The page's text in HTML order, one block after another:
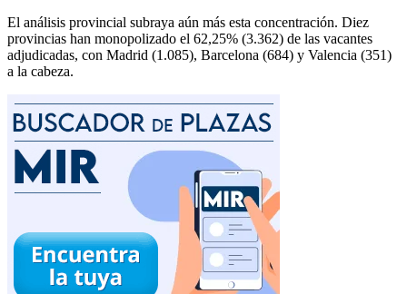
El análisis provincial subraya aún más esta concentración. Diez
provincias han monopolizado el 62,25% (3.362) de las vacantes
adjudicadas, con Madrid (1.085), Barcelona (684) y Valencia (351)
a la cabeza.